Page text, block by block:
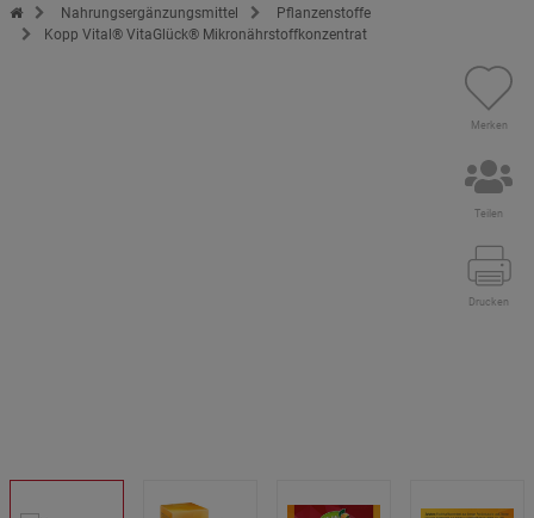
Zur Startseite des Kopp Verlag Online-Shop
Nahrungsergänzungsmittel
Pflanzenstoffe
Kopp Vital® VitaGlück® Mikronährstoffkonzentrat
Merken
Teilen
Drucken